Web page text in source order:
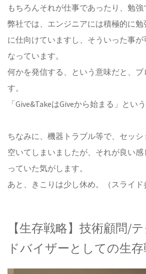
もちろんそれが仕事であったり、勉強
弊社では、エンジニアには積極的に勉
に仕向けていますし、そういった事
なっています。
何かを発信する、という意味だと、
す。
「Give&TakeはGiveから始まる」とい
ちなみに、機器トラブル等で、セッ
空いてしまいましたが、それが良い
っていた気がします。
あと、きこりは少し休め。（スライド
【生存戦略】技術顧問/
ドバイザーとしての生